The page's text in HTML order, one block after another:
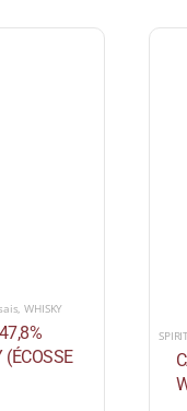
,WHISKY